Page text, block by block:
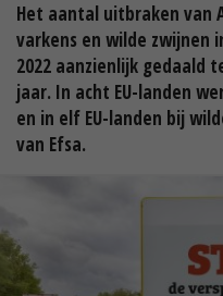
Het aantal uitbraken van
varkens en wilde zwijnen
2022 aanzienlijk gedaald
jaar. In acht EU-landen
en in elf EU-landen bij
van Efsa.